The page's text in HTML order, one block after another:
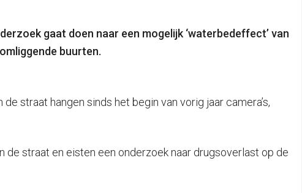
gaat doen naar een mogelijk ‘waterbedeffect’ van
buurten.
straat hangen sinds het begin van vorig jaar camera’s,
straat en eisten een onderzoek naar drugsoverlast op de